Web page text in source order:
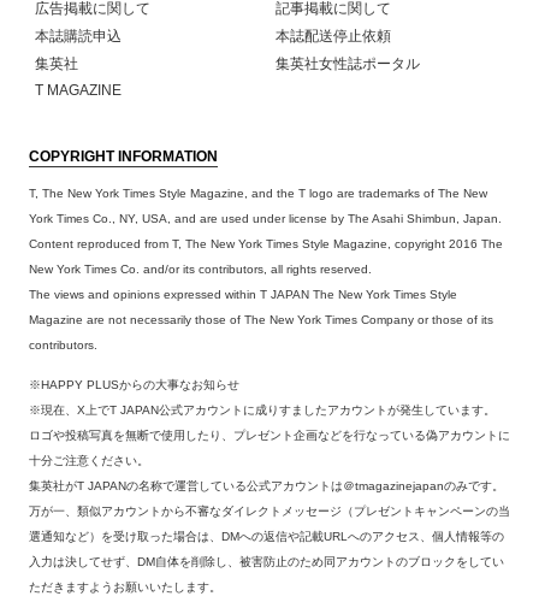
広告掲載に関して
記事掲載に関して
本誌購読申込
本誌配送停止依頼
集英社
集英社女性誌ポータル
T MAGAZINE
COPYRIGHT INFORMATION
T, The New York Times Style Magazine, and the T logo are trademarks of The New
York Times Co., NY, USA, and are used under license by The Asahi Shimbun, Japan.
Content reproduced from T, The New York Times Style Magazine, copyright 2016 The
New York Times Co. and/or its contributors, all rights reserved.
The views and opinions expressed within T JAPAN The New York Times Style
Magazine are not necessarily those of The New York Times Company or those of its
contributors.
※HAPPY PLUSからの大事なお知らせ
※現在、X上でT JAPAN公式アカウントに成りすましたアカウントが発生しています。
ロゴや投稿写真を無断で使用したり、プレゼント企画などを行なっている偽アカウントに
十分ご注意ください。
集英社がT JAPANの名称で運営している公式アカウントは＠tmagazinejapanのみです。
万が一、類似アカウントから不審なダイレクトメッセージ（プレゼントキャンペーンの当
選通知など）を受け取った場合は、DMへの返信や記載URLへのアクセス、個人情報等の
入力は決してせず、DM自体を削除し、被害防止のため同アカウントのブロックをしてい
ただきますようお願いいたします。